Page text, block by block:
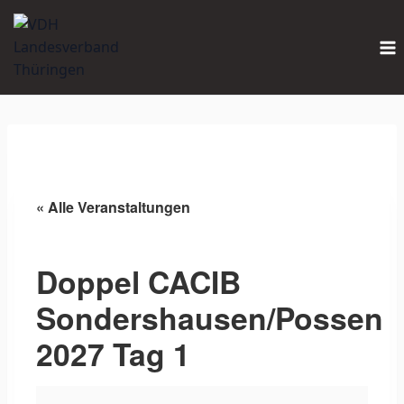
Zum
Inhalt
springen
« Alle Veranstaltungen
Doppel CACIB
Sondershausen/Possen
2027 Tag 1